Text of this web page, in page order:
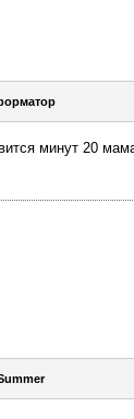
минут 20